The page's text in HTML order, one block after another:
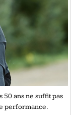
ans ne suffit pas
performance.